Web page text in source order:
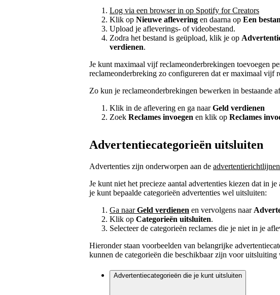
Log via een browser in op Spotify for Creators
Klik op Nieuwe aflevering en daarna op Een
Upload je afleverings- of videobestand.
Zodra het bestand is geüpload, klik je op
verdienen.
Je kunt maximaal vijf reclameonderbrekingen toevoegen
reclameonderbreking zo configureren dat er maximaal vijf
Zo kun je reclameonderbrekingen bewerken in bestaande
Klik in de aflevering en ga naarGeld verdienen
Zoek Reclames invoegen en klik op Reclames
Advertentiecategorieën uitsluiten
Advertenties zijn onderworpen aan de
Je kunt niet het precieze aantal advertenties kiezen dat in
je kunt bepaalde categorieën advertenties wel uitsluiten:
Ga naarGeld verdienen en vervolgens naar
Klik op Categorieën uitsluiten.
Selecteer de categorieën reclames die je niet in je
Hieronder staan voorbeelden van belangrijke
kunnen de categorieën die beschikbaar zijn voor uitsluiting
Advertentiecategorieën die je kunt uitsluiten